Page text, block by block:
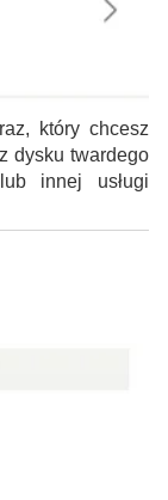
który chcesz
dysku twardego
innej usługi